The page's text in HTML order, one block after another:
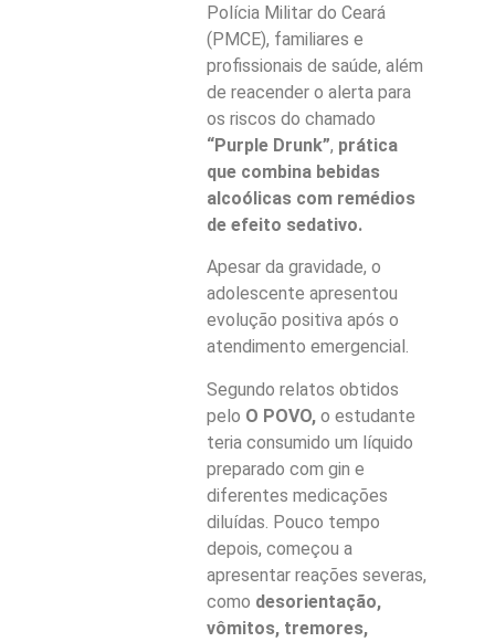
Polícia Militar do Ceará
(PMCE), familiares e
profissionais de saúde, além
de reacender o alerta para
os riscos do chamado
“Purple Drunk”, prática
que combina bebidas
alcoólicas com remédios
de efeito sedativo.
Apesar da gravidade, o
adolescente apresentou
evolução positiva após o
atendimento emergencial.
Segundo relatos obtidos
pelo O POVO,o estudante
teria consumido um líquido
preparado com gin e
diferentes medicações
diluídas. Pouco tempo
depois, começou a
apresentar reações severas,
como desorientação,
vômitos, tremores,